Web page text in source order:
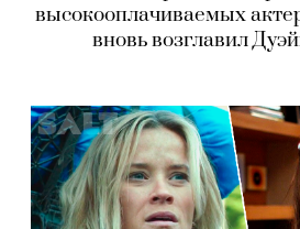
высокооплачиваемых
вновь возглавил